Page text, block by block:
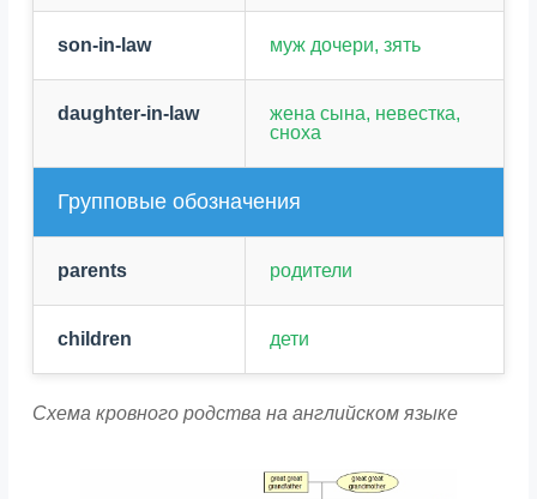
son-in-law муж дочери, зять
daughter-in-law
жена сына, невестка,
сноха
Групповые обозначения
parents родители
children дети
Схема кровного родства на английском языке